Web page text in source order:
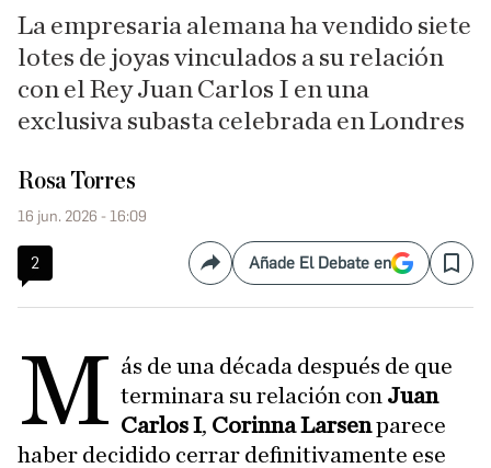
La empresaria alemana ha vendido siete
lotes de joyas vinculados a su relación
con el Rey Juan Carlos I en una
exclusiva subasta celebrada en Londres
Rosa Torres
16 jun. 2026 - 16:09
2 CompartirAñade El Debate en Save
M ás de una década después de que
terminara su relación con Juan
Carlos I, Corinna Larsenparece
haber decidido cerrar definitivamente ese